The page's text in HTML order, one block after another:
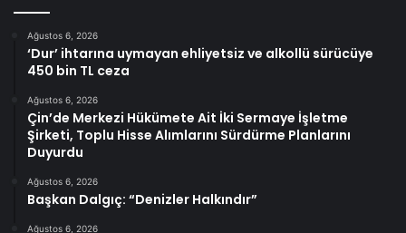
Ağustos 6, 2026
‘Dur’ ihtarına uymayan ehliyetsiz ve alkollü sürücüye
450 bin TL ceza
Ağustos 6, 2026
Çin’de Merkezi Hükümete Ait İki Sermaye İşletme
Şirketi, Toplu Hisse Alımlarını Sürdürme Planlarını
Duyurdu
Ağustos 6, 2026
Başkan Dalgıç: “Denizler Halkındır”
Ağustos 6, 2026